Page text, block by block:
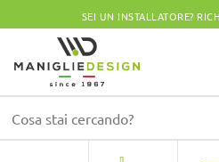
SEI UN INSTALLATORE?